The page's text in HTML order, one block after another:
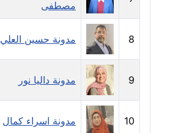
عاملة
مدونة رجاء دياب
عاملة
مدونة رحاب منيعم
عاملة
مدونة رشا السعدي
مصطفى
8 مدونة حسين العلي
9 مدونة داليا نور
10 مدونة اسراء كمال